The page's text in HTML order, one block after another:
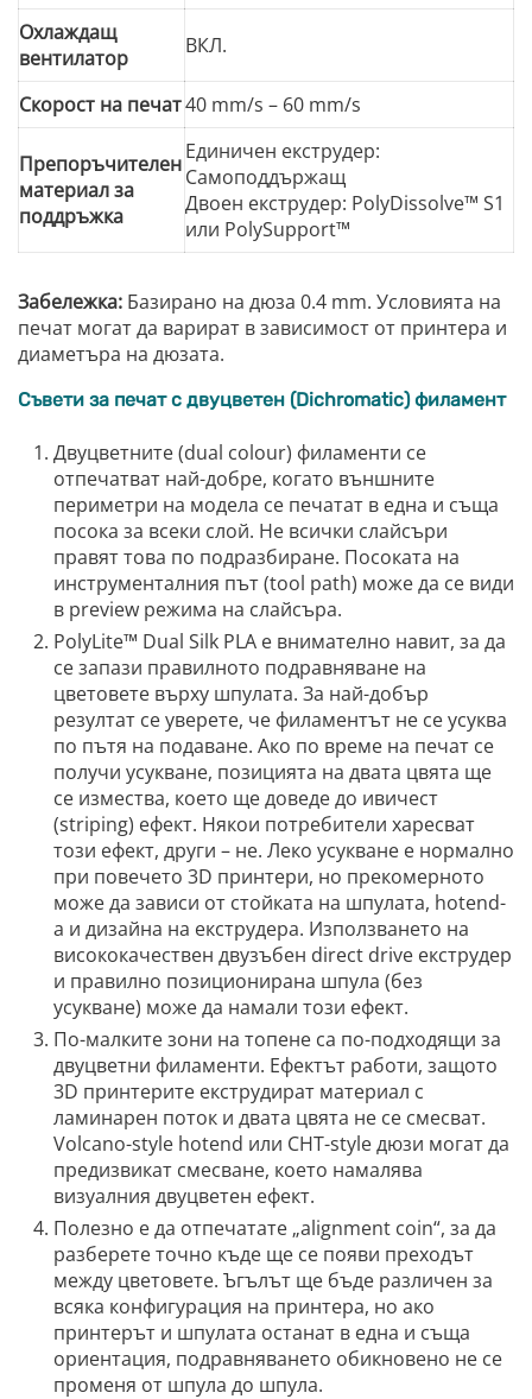
Охлаждащ
вентилатор
ВКЛ.
Скорост на печат40 mm/s – 60 mm/s
Препоръчителен
материал за
поддръжка
Единичен екструдер:
Самоподдържащ
Двоен екструдер: PolyDissolve™ S1
или PolySupport™
Забележка: Базирано на дюза 0.4 mm. Условията на
печат могат да варират в зависимост от принтера и
диаметъра на дюзата.
Съвети за печат с двуцветен (Dichromatic) филамент
Двуцветните (dual colour) филаменти се
отпечатват най-добре, когато външните
периметри на модела се печатат в една и съща
посока за всеки слой. Не всички слайсъри
правят това по подразбиране. Посоката на
инструменталния път (tool path) може да се види
в preview режима на слайсъра.
PolyLite™ Dual Silk PLA е внимателно навит, за да
се запази правилното подравняване на
цветовете върху шпулата. За най-добър
резултат се уверете, че филаментът не се усуква
по пътя на подаване. Ако по време на печат се
получи усукване, позицията на двата цвята ще
се измества, което ще доведе до ивичест
(striping) ефект. Някои потребители харесват
този ефект, други – не. Леко усукване е нормално
при повечето 3D принтери, но прекомерното
може да зависи от стойката на шпулата, hotend-
а и дизайна на екструдера. Използването на
висококачествен двузъбен direct drive екструдер
и правилно позиционирана шпула (без
усукване) може да намали този ефект.
По-малките зони на топене са по-подходящи за
двуцветни филаменти. Ефектът работи, защото
3D принтерите екструдират материал с
ламинарен поток и двата цвята не се смесват.
Volcano-style hotend или CHT-style дюзи могат да
предизвикат смесване, което намалява
визуалния двуцветен ефект.
Полезно е да отпечатате „alignment coin“, за да
разберете точно къде ще се появи преходът
между цветовете. Ъгълът ще бъде различен за
всяка конфигурация на принтера, но ако
принтерът и шпулата останат в една и съща
ориентация, подравняването обикновено не се
променя от шпула до шпула.